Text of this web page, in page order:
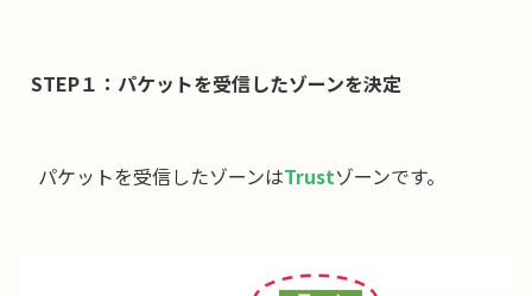
STEP１：パケットを受信したゾーンを決定
パケットを受信したゾーンはTrustゾーンです。